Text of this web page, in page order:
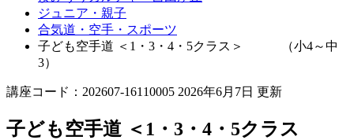
ジュニア・親子
合気道・空手・スポーツ
子ども空手道 ＜1・3・4・5クラス＞ （小4～中
3）
講座コード：202607-16110005 2026年6月7日 更新
子ども空手道 ＜1・3・4・5クラス